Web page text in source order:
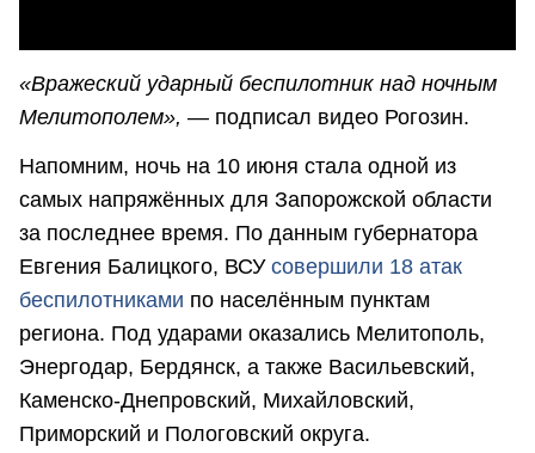
«Вражеский ударный беспилотник над ночным
Мелитополем», — подписал видео Рогозин.
Напомним, ночь на 10 июня стала одной из
самых напряжённых для Запорожской области
за последнее время. По данным губернатора
Евгения Балицкого, ВСУ совершили 18 атак
беспилотниками по населённым пунктам
региона. Под ударами оказались Мелитополь,
Энергодар, Бердянск, а также Васильевский,
Каменско-Днепровский, Михайловский,
Приморский и Пологовский округа.